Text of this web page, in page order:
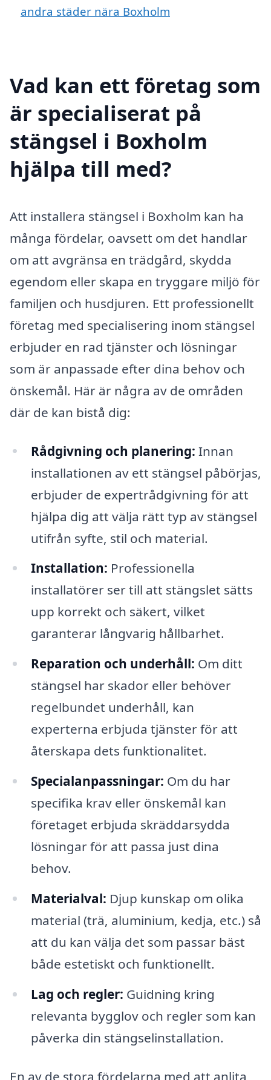
andra städer nära Boxholm
Vad kan ett företag som
är specialiserat på
stängsel i Boxholm
hjälpa till med?
Att installera stängsel i Boxholm kan ha
många fördelar, oavsett om det handlar
om att avgränsa en trädgård, skydda
egendom eller skapa en tryggare miljö för
familjen och husdjuren. Ett professionellt
företag med specialisering inom stängsel
erbjuder en rad tjänster och lösningar
som är anpassade efter dina behov och
önskemål. Här är några av de områden
där de kan bistå dig:
Rådgivning och planering: Innan
installationen av ett stängsel påbörjas,
erbjuder de expertrådgivning för att
hjälpa dig att välja rätt typ av stängsel
utifrån syfte, stil och material.
Installation: Professionella
installatörer ser till att stängslet sätts
upp korrekt och säkert, vilket
garanterar långvarig hållbarhet.
Reparation och underhåll: Om ditt
stängsel har skador eller behöver
regelbundet underhåll, kan
experterna erbjuda tjänster för att
återskapa dets funktionalitet.
Specialanpassningar: Om du har
specifika krav eller önskemål kan
företaget erbjuda skräddarsydda
lösningar för att passa just dina
behov.
Materialval: Djup kunskap om olika
material (trä, aluminium, kedja, etc.) så
att du kan välja det som passar bäst
både estetiskt och funktionellt.
Lag och regler: Guidning kring
relevanta bygglov och regler som kan
påverka din stängselinstallation.
En av de stora fördelarna med att anlita